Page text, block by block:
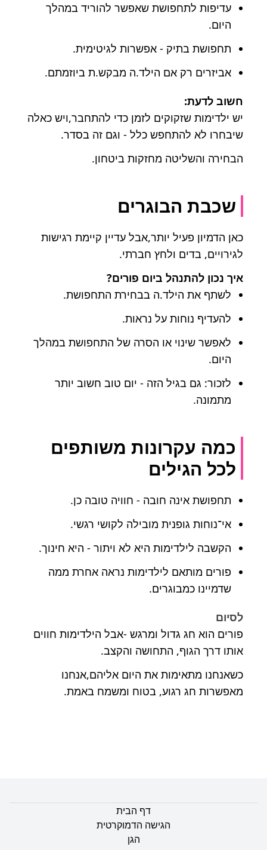
עדיפות לתחפושת שאפשר להוריד במהלך
היום.
תחפושת בתיק - אפשרות לגיטימית.
אביזרים רק אם הילד.ה מבקש.ת ביוזמתם.
חשוב לדעת:
יש ילדימות שזקוקים לזמן כדי להתחבר,ויש כאלה
שיבחרו לא להתחפש כלל - וגם זה בסדר.
הבחירה והשליטה מחזקות ביטחון.
שכבת הבוגרים
כאן הדמיון פעיל יותר,אבל עדיין קיימת רגישות
לגירויים, בדים ולחץ חברתי.
איך נכון להתנהל ביום פורים?
לשתף את הילד.ה בבחירת התחפושת.
להעדיף נוחות על נראות.
לאפשר שינוי או הסרה של התחפושת במהלך
היום.
לזכור: גם בגיל הזה - יום טוב חשוב יותר
מתמונה.
כמה עקרונות משותפים
לכל הגילים
תחפושת אינה חובה - חוויה טובה כן.
אי־נוחות גופנית מובילה לקושי רגשי.
הקשבה לילדימות היא לא ויתור - היא חינוך.
פורים מותאם לילדימות נראה אחרת ממה
שדמיינו כמבוגרים.
לסיום
פורים הוא חג גדול ומרגש -אבל הילדימות חווים
אותו דרך הגוף, התחושה והקצב.
כשאנחנו מתאימות את היום אליהם,אנחנו
מאפשרות חג רגוע, בטוח ומשמח באמת.
דף הבית
הגישה הדמוקרטית
הגן